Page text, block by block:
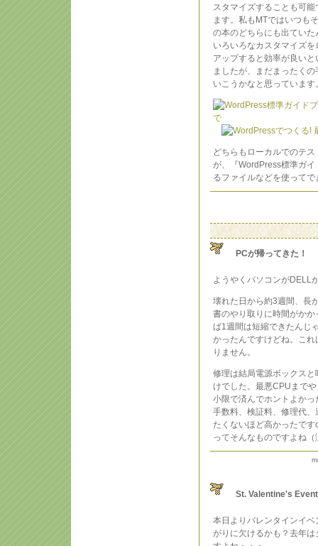
スタマイズすることも可
ます。私もMTではいつも
の本のどちらにも出てい
いろいろなカスタマイズ
アップすると効率が良い
ましたが、まだまったく
いこうかなと思っています
どちらもローカルでのテ
が、『WordPress標準ガ
るファイルなどを使って
PCが帰ってきた！
ようやくパソコンがDELL
壊れた日から約3週間、長
書のやり取りに時間がか
ば1週間は短縮できたんじ
かったんですけどね。こ
りません。
修理は結局電源ボックス
けでした。最悪CPUまで
小限で済んでホントよか
手数料、検証料、修理代
たくないほど高かったで
ってそんなものですよね（
St. Valentine's
本日よりバレンタインイ
がりに欠けるかも？去年